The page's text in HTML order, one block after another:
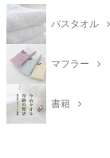
バスタオル
マフラー
書籍